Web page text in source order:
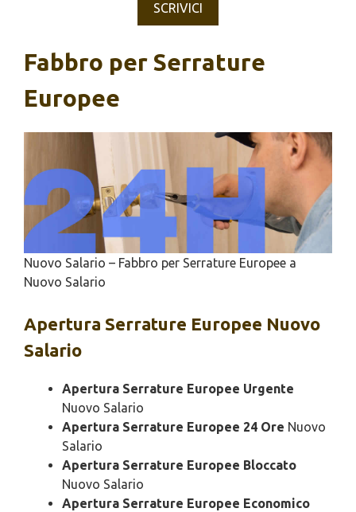
SCRIVICI
Fabbro per Serrature
Europee
Nuovo Salario – Fabbro per Serrature Europee a
Nuovo Salario
Apertura Serrature Europee Nuovo
Salario
Apertura Serrature Europee Urgente
Nuovo Salario
Apertura Serrature Europee 24 Ore Nuovo
Salario
Apertura Serrature Europee Bloccato
Nuovo Salario
Apertura Serrature Europee Economico